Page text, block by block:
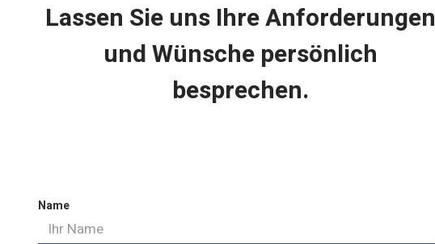
Lassen Sie uns Ihre Anforderungen
und Wünsche persönlich
besprechen.
Name